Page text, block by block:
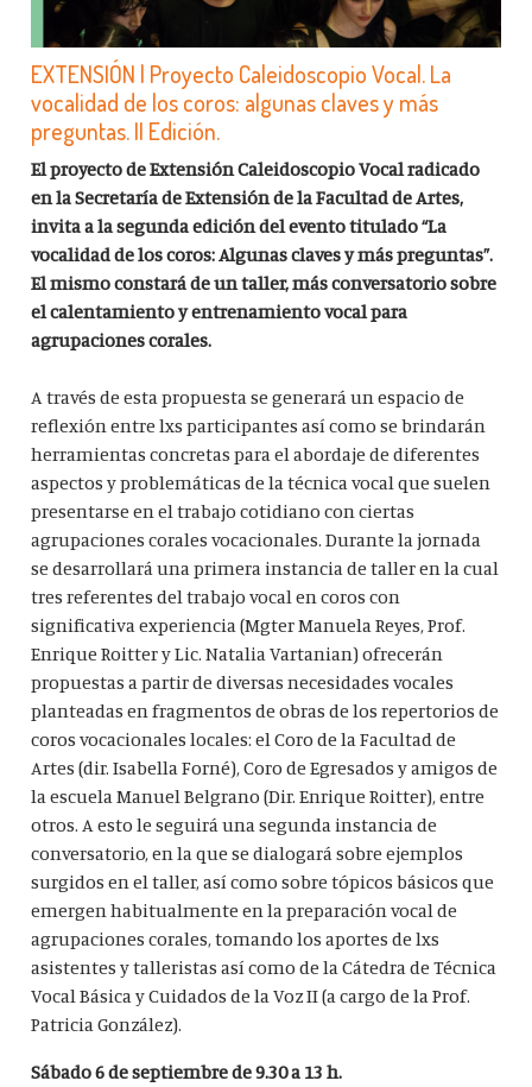
EXTENSIÓN | Proyecto Caleidoscopio Vocal. La
vocalidad de los coros: algunas claves y más
preguntas. II Edición.
El proyecto de Extensión Caleidoscopio Vocal radicado
en la Secretaría de Extensión de la Facultad de Artes,
invita a la segunda edición del evento titulado “La
vocalidad de los coros: Algunas claves y más preguntas”.
El mismo constará de un taller, más conversatorio sobre
el calentamiento y entrenamiento vocal para
agrupaciones corales.
A través de esta propuesta se generará un espacio de
reflexión entre lxs participantes así como se brindarán
herramientas concretas para el abordaje de diferentes
aspectos y problemáticas de la técnica vocal que suelen
presentarse en el trabajo cotidiano con ciertas
agrupaciones corales vocacionales. Durante la jornada
se desarrollará una primera instancia de taller en la cual
tres referentes del trabajo vocal en coros con
significativa experiencia (Mgter Manuela Reyes, Prof.
Enrique Roitter y Lic. Natalia Vartanian) ofrecerán
propuestas a partir de diversas necesidades vocales
planteadas en fragmentos de obras de los repertorios de
coros vocacionales locales: el Coro de la Facultad de
Artes (dir. Isabella Forné), Coro de Egresados y amigos de
la escuela Manuel Belgrano (Dir. Enrique Roitter), entre
otros. A esto le seguirá una segunda instancia de
conversatorio, en la que se dialogará sobre ejemplos
surgidos en el taller, así como sobre tópicos básicos que
emergen habitualmente en la preparación vocal de
agrupaciones corales, tomando los aportes de lxs
asistentes y talleristas así como de la Cátedra de Técnica
Vocal Básica y Cuidados de la Voz II (a cargo de la Prof.
Patricia González).
Sábado 6 de septiembre de 9.30 a 13 h.